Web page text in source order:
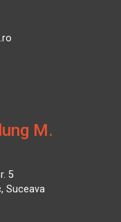
M.
5
Suceava